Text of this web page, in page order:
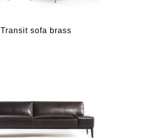
Transit sofa brass